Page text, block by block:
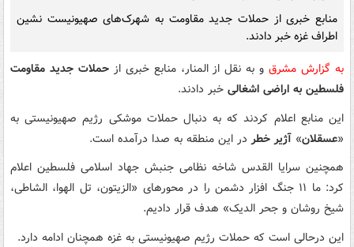
منابع خبری از حملات جدید مقاومت به شهرک‌های صهیونیست نشین
اطراف غزه خبر دادند.
به گزارش مشرقو به نقل از المنار، منابع خبری ازحملات جدید مقاومت
فلسطین به اراضی اشغالی خبر دادند.
این منابع اعلام کردند که به دنبال حملات موشکی رژیم صهیونیستی به
«عسقلان» آژیر خطر در این منطقه به صدا درآمده است.
همچنین سرایا القدس شاخه نظامی جنبش جهاد اسلامی فلسطین اعلام
کرد: ما ۱۱ جنگ افزار دشمن را در محورهای «الزیتون، تل الهوا، الشاطی،
شیخ روشان و جحر الدیک» هدف قرار دادیم.
این درحالی است که حملات رژیم صهیونیستی به غزه همچنان ادامه دارد.